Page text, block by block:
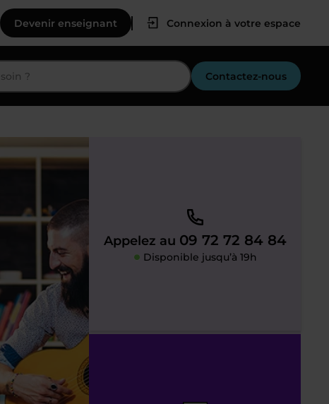
Devenir enseignant Connexion à votre espace
Contactez-nous
Appelez au 09 72 72 84 84
Disponible jusqu’à 19h